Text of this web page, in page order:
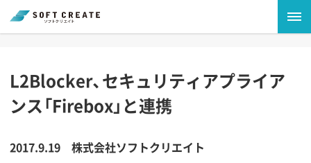
L2Blocker、セキュリティアプライア
ンス「Firebox」と連携
2017.9.19
株式会社ソフトクリエイト